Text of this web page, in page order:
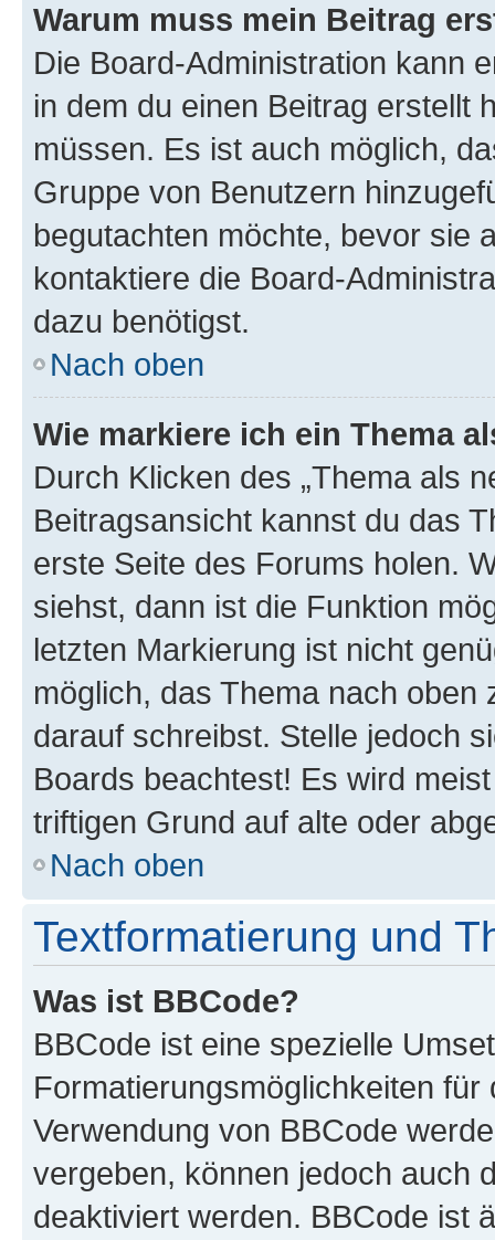
Warum muss mein Beitrag
Die Board-Administration kann
in dem du einen Beitrag erstellt
müssen. Es ist auch möglich,
Gruppe von Benutzern
begutachten möchte, bevor sie
kontaktiere die Board-
dazu benötigst.
Nach oben
Wie markiere ich ein Thema
Durch Klicken des „Thema als
Beitragsansicht kannst du das
erste Seite des Forums holen.
siehst, dann ist die Funktion
letzten Markierung ist nicht
möglich, das Thema nach oben
darauf schreibst. Stelle jedoch
Boards beachtest! Es wird
triftigen Grund auf alte oder
Nach oben
Textformatierung und
Was ist BBCode?
BBCode ist eine spezielle
Formatierungsmöglichkeiten
Verwendung von BBCode
vergeben, können jedoch auch
deaktiviert werden. BBCode ist